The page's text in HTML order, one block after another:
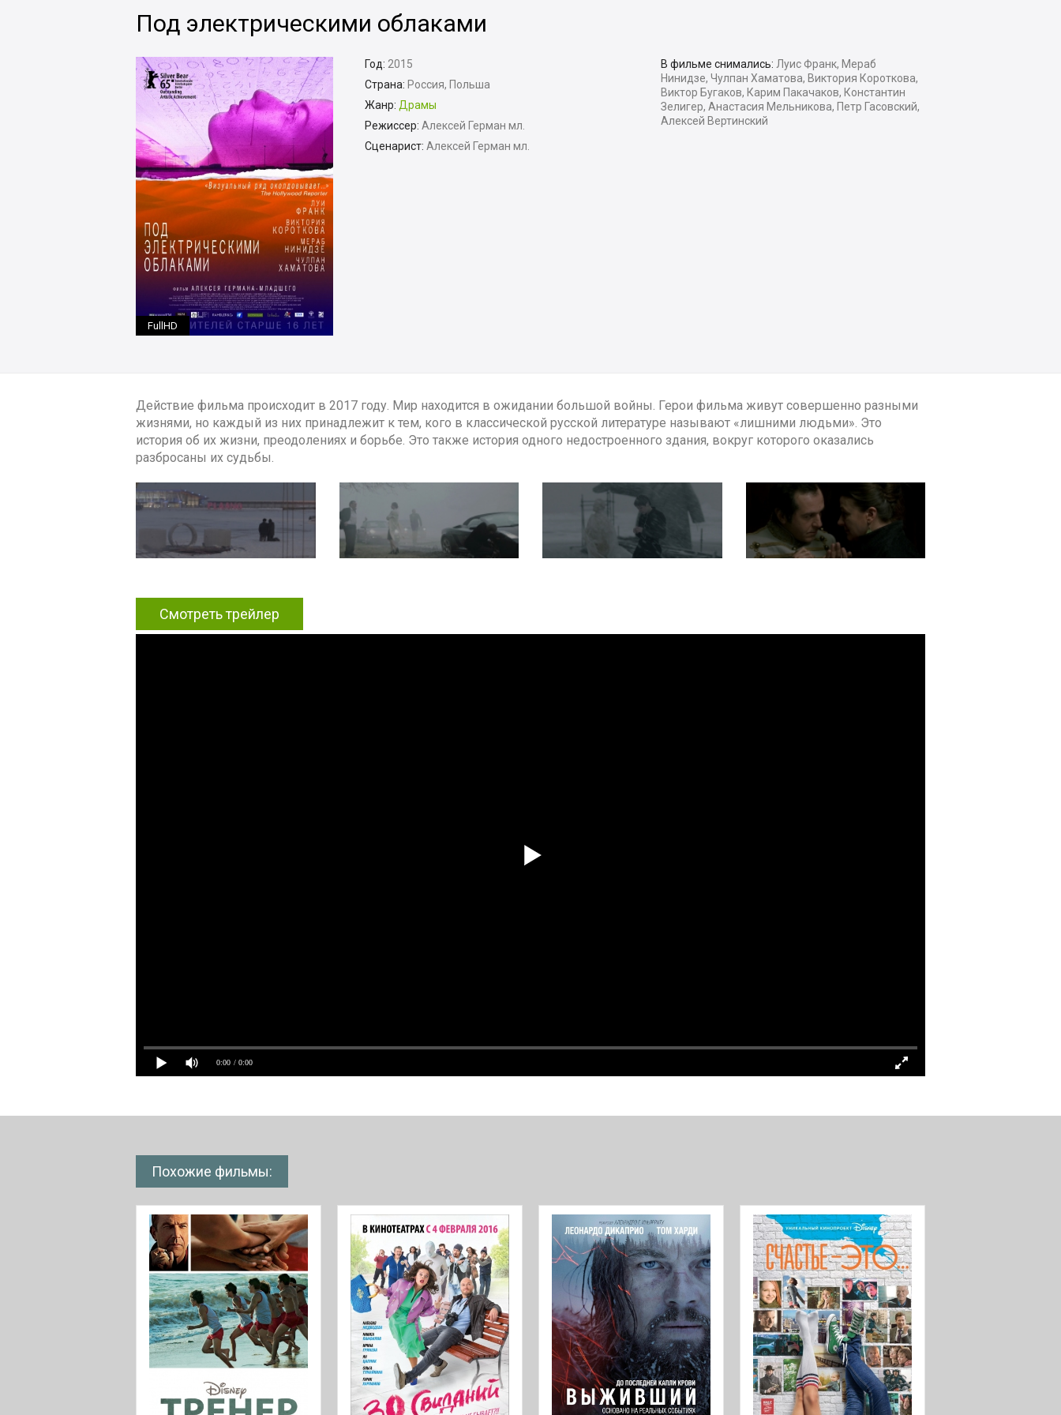
Под электрическими облаками
FullHD
Год: 2015
Страна: Россия, Польша
Жанр: Драмы
Режиссер: Алексей Герман мл.
Сценарист: Алексей Герман мл.
В фильме снимались: Луис Франк, Мераб
Нинидзе, Чулпан Хаматова, Виктория Короткова,
Виктор Бугаков, Карим Пакачаков, Константин
Зелигер, Анастасия Мельникова, Петр Гасовский,
Алексей Вертинский
Действие фильма происходит в 2017 году. Мир находится в ожидании большой войны. Герои фильма живут совершенно разными
жизнями, но каждый из них принадлежит к тем, кого в классической русской литературе называют «лишними людьми». Это
история об их жизни, преодолениях и борьбе. Это также история одного недостроенного здания, вокруг которого оказались
разбросаны их судьбы.
Смотреть трейлер
0:00 / 0:00
Похожие фильмы: